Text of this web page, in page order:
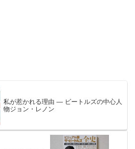
私が惹かれる理由 ― ビートルズの中心人
物ジョン・レノン